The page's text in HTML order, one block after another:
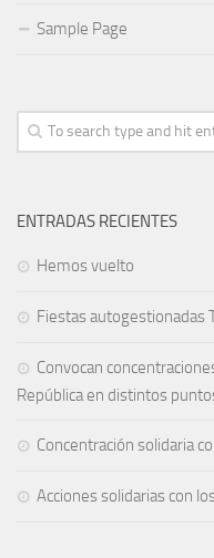
Sample Page
ENTRADAS RECIENTES
Hemos vuelto
Fiestas autogestionadas
Convocan
República en distintos
Concentración solidaria
Acciones solidarias con